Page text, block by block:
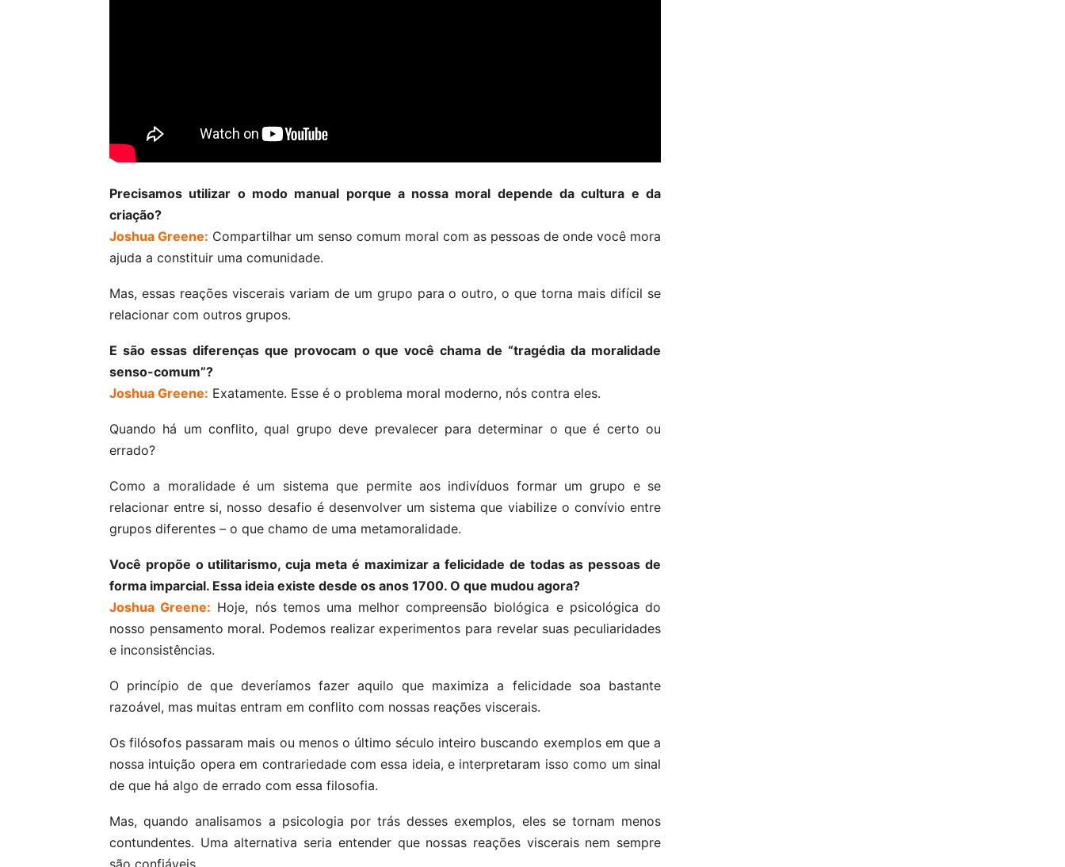
Precisamos utilizar o modo manual porque a nossa moral depende da cultura e da
criação?
Joshua Greene: Compartilhar um senso comum moral com as pessoas de onde você mora
ajuda a constituir uma comunidade.
Mas, essas reações viscerais variam de um grupo para o outro, o que torna mais difícil se
relacionar com outros grupos.
E são essas diferenças que provocam o que você chama de “tragédia da moralidade
senso-comum”?
Joshua Greene: Exatamente. Esse é o problema moral moderno, nós contra eles.
Quando há um conflito, qual grupo deve prevalecer para determinar o que é certo ou
errado?
Como a moralidade é um sistema que permite aos indivíduos formar um grupo e se
relacionar entre si, nosso desafio é desenvolver um sistema que viabilize o convívio entre
grupos diferentes – o que chamo de uma metamoralidade.
Você propõe o utilitarismo, cuja meta é maximizar a felicidade de todas as pessoas de
forma imparcial. Essa ideia existe desde os anos 1700. O que mudou agora?
Joshua Greene: Hoje, nós temos uma melhor compreensão biológica e psicológica do
nosso pensamento moral. Podemos realizar experimentos para revelar suas peculiaridades
e inconsistências.
O princípio de que deveríamos fazer aquilo que maximiza a felicidade soa bastante
razoável, mas muitas entram em conflito com nossas reações viscerais.
Os filósofos passaram mais ou menos o último século inteiro buscando exemplos em que a
nossa intuição opera em contrariedade com essa ideia, e interpretaram isso como um sinal
de que há algo de errado com essa filosofia.
Mas, quando analisamos a psicologia por trás desses exemplos, eles se tornam menos
contundentes. Uma alternativa seria entender que nossas reações viscerais nem sempre
são confiáveis.